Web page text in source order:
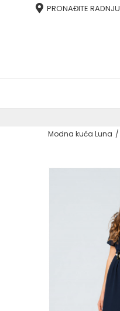
PRONAĐITE RADNJU
Modna kuća Luna